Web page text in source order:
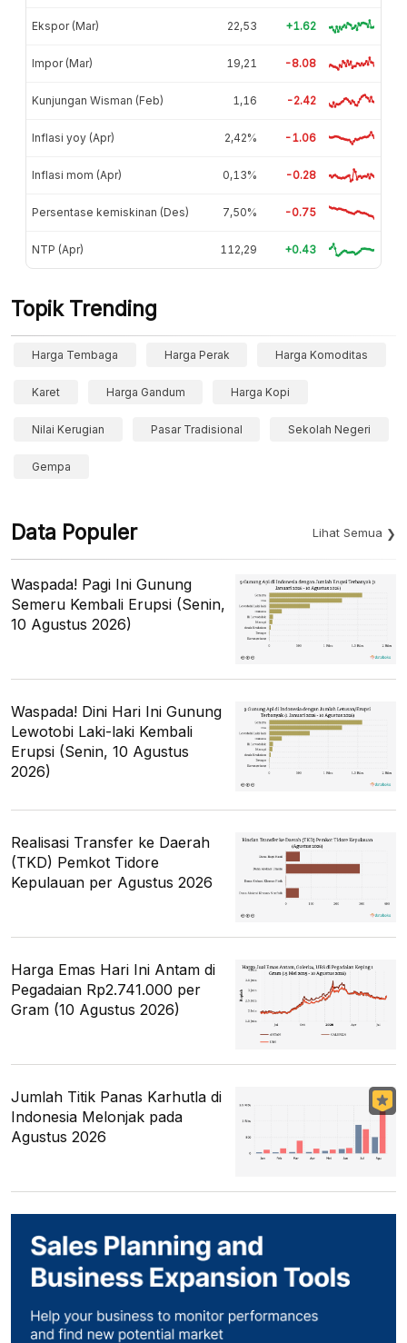
Ekspor (Mar) 22,53 +1.62
Impor (Mar) 19,21 -8.08
Kunjungan Wisman (Feb) 1,16 -2.42
Inflasi yoy (Apr) 2,42% -1.06
Inflasi mom (Apr) 0,13% -0.28
Persentase kemiskinan (Des) 7,50% -0.75
NTP (Apr) 112,29 +0.43
Topik Trending
Harga Tembaga Harga Perak Harga Komoditas
Karet Harga Gandum Harga Kopi
Nilai Kerugian Pasar Tradisional Sekolah Negeri
Gempa
Data Populer Lihat Semua
Waspada! Pagi Ini Gunung
Semeru Kembali Erupsi (Senin,
10 Agustus 2026)
Waspada! Dini Hari Ini Gunung
Lewotobi Laki-laki Kembali
Erupsi (Senin, 10 Agustus
2026)
Realisasi Transfer ke Daerah
(TKD) Pemkot Tidore
Kepulauan per Agustus 2026
Harga Emas Hari Ini Antam di
Pegadaian Rp2.741.000 per
Gram (10 Agustus 2026)
Jumlah Titik Panas Karhutla di
Indonesia Melonjak pada
Agustus 2026